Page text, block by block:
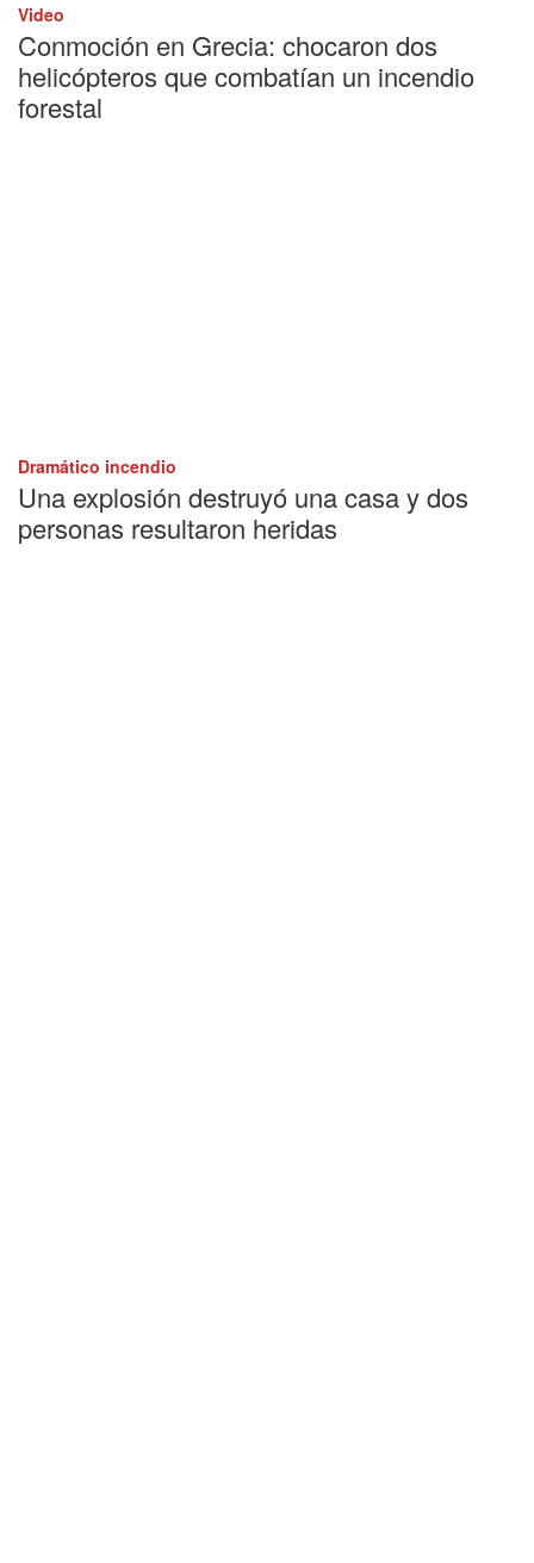
Video
Conmoción en Grecia: chocaron dos
helicópteros que combatían un incendio
forestal
Dramático incendio
Una explosión destruyó una casa y dos
personas resultaron heridas